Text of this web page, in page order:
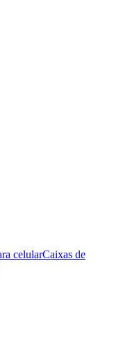
celularCaixas de